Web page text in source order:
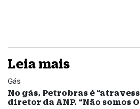
Leia mais
Gás
No gás, Petrobras é
diretor da ANP. “Não somos